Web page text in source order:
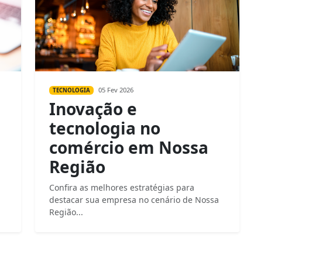
TECNOLOGIA 05 Fev 2026
Inovação e
tecnologia no
comércio em Nossa
Região
Confira as melhores estratégias para
destacar sua empresa no cenário de Nossa
Região...